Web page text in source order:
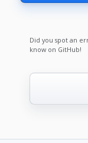
Did you spot an
know on GitHub!